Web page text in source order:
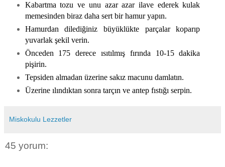
Kabartma tozu ve unu azar azar ilave ederek kulak
memesinden biraz daha sert bir hamur yapın.
Hamurdan dilediğiniz büyüklükte parçalar koparıp
yuvarlak şekil verin.
Önceden 175 derece ısıtılmış fırında 10-15 dakika
pişirin.
Tepsiden almadan üzerine sakız macunu damlatın.
Üzerine ılındıktan sonra tarçın ve antep fıstığı serpin.
Miskokulu Lezzetler
45 yorum: